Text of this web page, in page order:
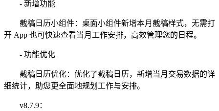
- 新增功能
截稿日历小组件：桌面小组件新增本月截稿样式，无需打
开 App 也可快速查看当月工作安排，高效管理您的日程。
- 功能优化
截稿日历优化：优化了截稿日历，新增当月交易数据的详
细统计，助您更全面地规划工作与安排。
v8.7.9：